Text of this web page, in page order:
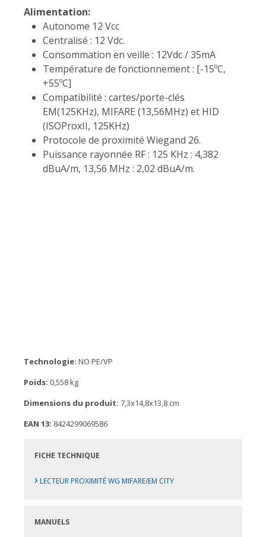
Alimentation:
Autonome 12 Vcc
Centralisé : 12 Vdc.
Consommation en veille : 12Vdc / 35mA
Température de fonctionnement : [-15ºC,
+55ºC]
Compatibilité : cartes/porte-clés
EM(125KHz), MIFARE (13,56MHz) et HID
(ISOProxII, 125KHz)
Protocole de proximité Wiegand 26.
Puissance rayonnée RF : 125 KHz : 4,382
dBuA/m, 13,56 MHz : 2,02 dBuA/m.
Technologie: NO PE/VP
Poids: 0,558 kg
Dimensions du produit: 7,3x14,8x13,8 cm
EAN 13: 8424299069586
FICHE TECHNIQUE
› LECTEUR PROXIMITÉ WG MIFARE/EM CITY
MANUELS